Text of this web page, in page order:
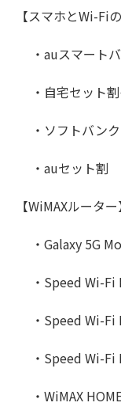
【スマホとWi-Fi
・auスマート
・自宅セット
・ソフトバン
・auセット割
【WiMAXルーター
・Galaxy 5G
・Speed Wi-Fi
・Speed Wi-Fi
・Speed Wi-Fi
・WiMAX